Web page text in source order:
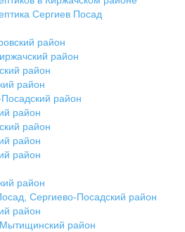
Сергиев Посад
район
район
район
район
район
район
район
район
район
район
Сергиево-Посадский район
район
район